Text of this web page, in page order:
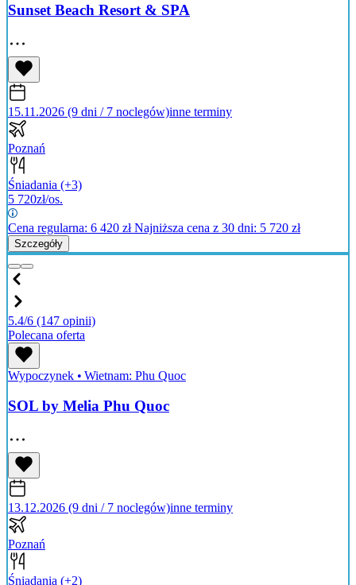
Sunset Beach Resort & SPA
15.11.2026 (9 dni / 7 noclegów)inne terminy
Poznań
Śniadania (+3)
5 720zł/os.
Cena regularna: 6 420 złNajniższa cena z 30 dni: 5 720 zł
Szczegóły
5.4/6 (147 opinii)
Polecana oferta
Wypoczynek • Wietnam: Phu Quoc
SOL by Melia Phu Quoc
13.12.2026 (9 dni / 7 noclegów)inne terminy
Poznań
Śniadania (+2)